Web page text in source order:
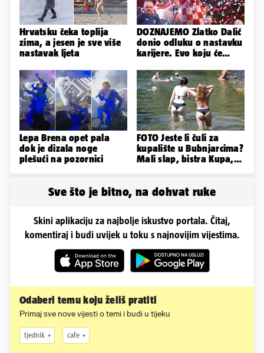
Hrvatsku čeka toplija
zima, a jesen je sve više
nastavak ljeta
DOZNAJEMO Zlatko Dalić
donio odluku o nastavku
karijere. Evo koju će
Lepa Brena opet pala
dok je dizala noge
plešući na pozornici
FOTO Jeste li čuli za
kupalište u Bubnjarcima?
Mali slap, bistra Kupa,
Sve što je bitno, na dohvat ruke
Skini aplikaciju za najbolje iskustvo portala. Čitaj,
komentiraj i budi uvijek u toku s najnovijim vijestima.
Odaberi temu koju želiš pratiti
Primaj sve nove vijesti o temi i budi u tijeku
tjednik cafe